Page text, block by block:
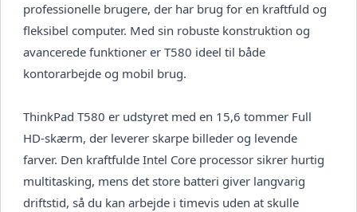
professionelle brugere, der har brug for en kraftfuld og
fleksibel computer. Med sin robuste konstruktion og
avancerede funktioner er T580 ideel til både
kontorarbejde og mobil brug.
ThinkPad T580 er udstyret med en 15,6 tommer Full
HD-skærm, der leverer skarpe billeder og levende
farver. Den kraftfulde Intel Core processor sikrer hurtig
multitasking, mens det store batteri giver langvarig
driftstid, så du kan arbejde i timevis uden at skulle